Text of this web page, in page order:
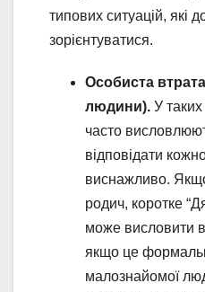
типових ситуацій, які
зорієнтуватися.
Особиста
людини). У таких
часто
відповідати
виснажливо.
родич, коротке
може висловити
якщо це
малознайомої